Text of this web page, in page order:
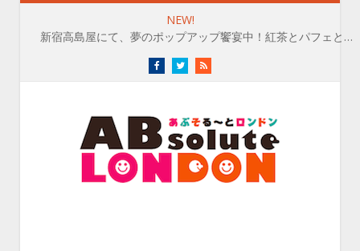
NEW!
新宿高島屋にて、夢のポップアップ饗宴中！紅茶とパフェとマフィンと⭐︎～8/4
FacebookTwitterRSS